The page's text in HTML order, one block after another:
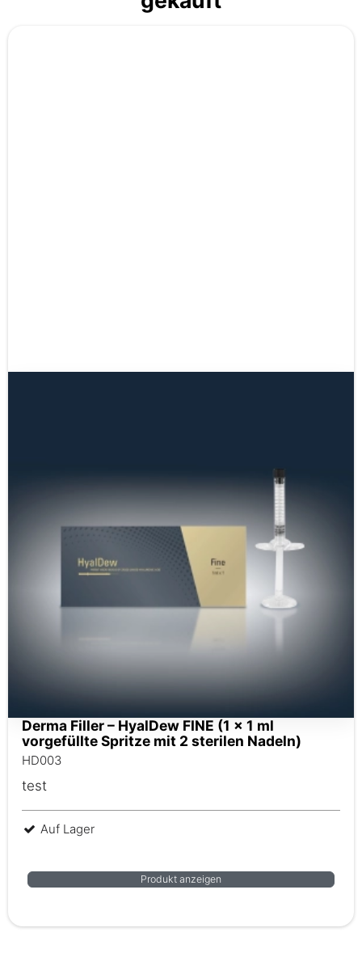
Derma Filler – HyalDew FINE (1 x 1 ml
vorgefüllte Spritze mit 2 sterilen Nadeln)
HD003
test
Auf Lager
Produkt anzeigen